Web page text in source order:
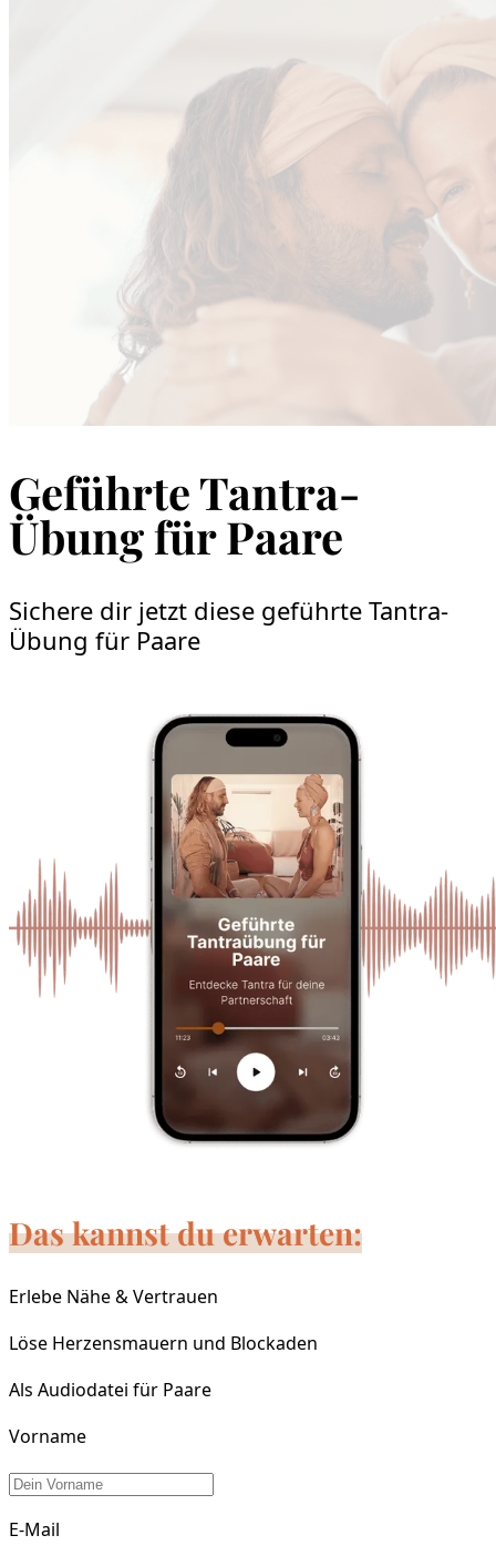
Geführte Tantra-
Übung für Paare
Sichere dir jetzt diese geführte Tantra-
Übung für Paare
Das kannst du erwarten:
Erlebe Nähe & Vertrauen
Löse Herzensmauern und Blockaden
Als Audiodatei für Paare
Vorname
E-Mail